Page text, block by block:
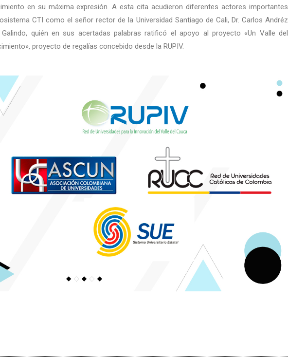
en su máxima expresión. A esta cita acudieron diferentes actores importantes
CTI como el señor rector de la Universidad Santiago de Cali, Dr. Carlos Andréz
Galindo, quién en sus acertadas palabras ratificó el apoyo al proyecto «Un Valle del
proyecto de regalías concebido desde la RUPIV.